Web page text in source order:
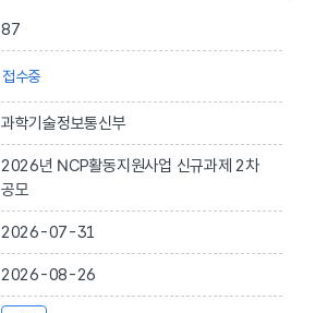
87
접수중
과학기술정보통신부
2026년 NCP활동지원사업 신규과제 2차
공모
2026-07-31
2026-08-26